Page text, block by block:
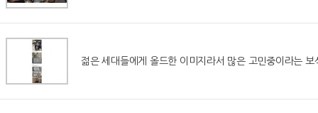
젊은 세대들에게 올드한 이미지라서 많은 고민중이라는 보